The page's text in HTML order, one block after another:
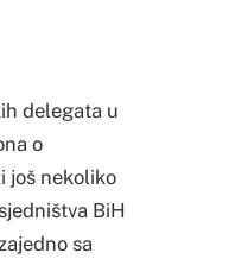
delegata u
o
još nekoliko
BiH
sa